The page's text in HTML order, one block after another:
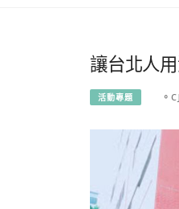
讓台北人
活動專題 。